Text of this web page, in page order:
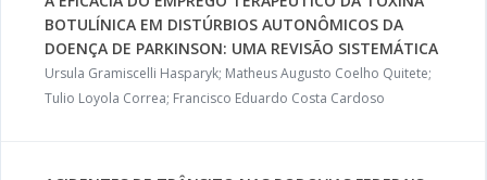
BOTULÍNICA EM DISTÚRBIOS AUTONÔMICOS DA
DOENÇA DE PARKINSON: UMA REVISÃO SISTEMÁTICA
Ursula Gramiscelli Hasparyk; Matheus Augusto Coelho Quitete;
Tulio Loyola Correa; Francisco Eduardo Costa Cardoso